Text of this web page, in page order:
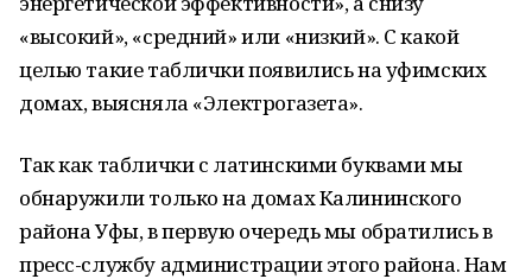
«высокий», «средний» или «низкий». С какой
целью такие таблички появились на уфимских
домах, выясняла «Электрогазета».
Так как таблички с латинскими буквами мы
обнаружили только на домах Калининского
района Уфы, в первую очередь мы обратились в
пресс-службу администрации этого района. Нам